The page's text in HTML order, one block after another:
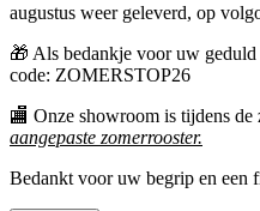
augustus weer geleverd, op
🎁 Als bedankje voor uw
code: ZOMERSTOP26
🏬 Onze showroom is tijdens de
aangepaste zomerrooster.
Bedankt voor uw begrip en een